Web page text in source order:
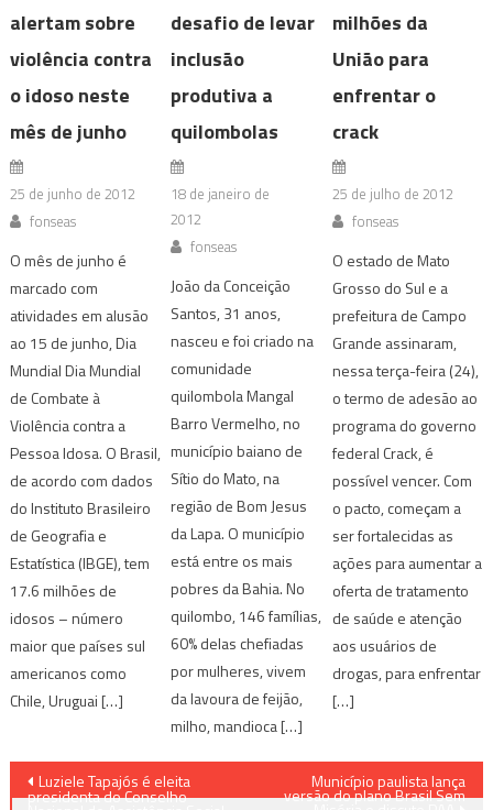
alertam sobre
violência contra
o idoso neste
mês de junho
25 de junho de 2012
fonseas
O mês de junho é
marcado com
atividades em alusão
ao 15 de junho, Dia
Mundial Dia Mundial
de Combate à
Violência contra a
Pessoa Idosa. O Brasil,
de acordo com dados
do Instituto Brasileiro
de Geografia e
Estatística (IBGE), tem
17.6 milhões de
idosos – número
maior que países sul
americanos como
Chile, Uruguai […]
desafio de levar
inclusão
produtiva a
quilombolas
18 de janeiro de
2012
fonseas
João da Conceição
Santos, 31 anos,
nasceu e foi criado na
comunidade
quilombola Mangal
Barro Vermelho, no
município baiano de
Sítio do Mato, na
região de Bom Jesus
da Lapa. O município
está entre os mais
pobres da Bahia. No
quilombo, 146 famílias,
60% delas chefiadas
por mulheres, vivem
da lavoura de feijão,
milho, mandioca […]
milhões da
União para
enfrentar o
crack
25 de julho de 2012
fonseas
O estado de Mato
Grosso do Sul e a
prefeitura de Campo
Grande assinaram,
nessa terça-feira (24),
o termo de adesão ao
programa do governo
federal Crack, é
possível vencer. Com
o pacto, começam a
ser fortalecidas as
ações para aumentar a
oferta de tratamento
de saúde e atenção
aos usuários de
drogas, para enfrentar
[…]
Navegação
Luziele Tapajós é eleita
presidenta do Conselho
Município paulista lança
versão do plano Brasil Sem